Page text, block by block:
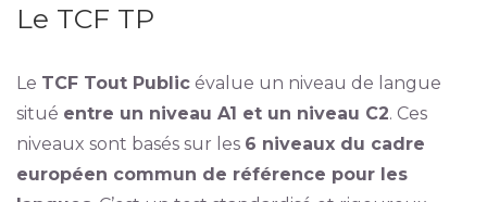
Le TCF TP
Le TCF Tout Publicévalue un niveau de langue
situé entre un niveau A1 et un niveau C2. Ces
niveaux sont basés sur les 6 niveaux du cadre
européen commun de référence pour les